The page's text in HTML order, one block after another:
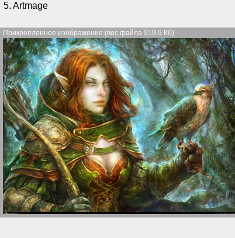
5. Artmage
Прикрепленное изображение (вес файла 919.9 Кб)